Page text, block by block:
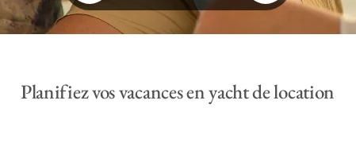
Planifiez vos vacances en yacht de location